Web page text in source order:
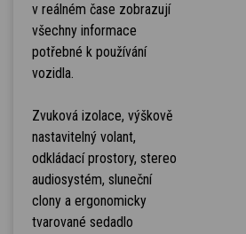
v reálném čase zobrazují
všechny informace
potřebné k používání
vozidla.
Zvuková izolace, výškově
nastavitelný volant,
odkládací prostory, stereo
audiosystém, sluneční
clony a ergonomicky
tvarované sedadlo